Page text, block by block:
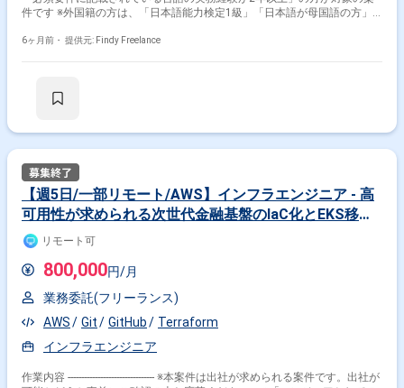
件です ※外国籍の方は、「日本語能力検定1級」「日本語が母国語の方」
稼働が前提となります。 ※すでにFindy Freelanceで担当がついている方
6ヶ月前・ 提供元: Findy Freelance
【週5日/一部リモート/AWS】インフラエンジニア - 高
可用性が求められる次世代金融基盤のIaC化とEKS移行
を推進リモート可
800,000円/月
業務委託(フリーランス)
AWS
Git GitHub
Terraform
インフラエンジニア
作業内容 -------------------------------- ※本案件は出社が求められる案件です。出社が